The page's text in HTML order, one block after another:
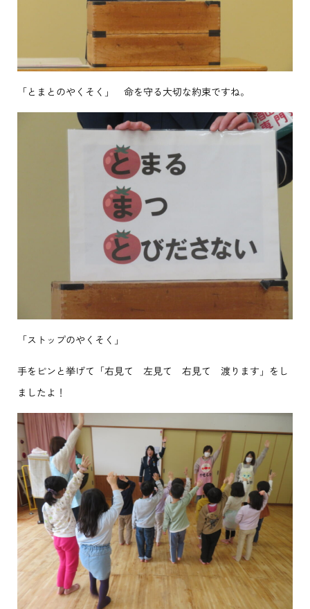
「とまとのやくそく」 命を守る大切な約束ですね。
「ストップのやくそく」
手をピンと挙げて「右見て 左見て 右見て 渡ります」をし
ましたよ！